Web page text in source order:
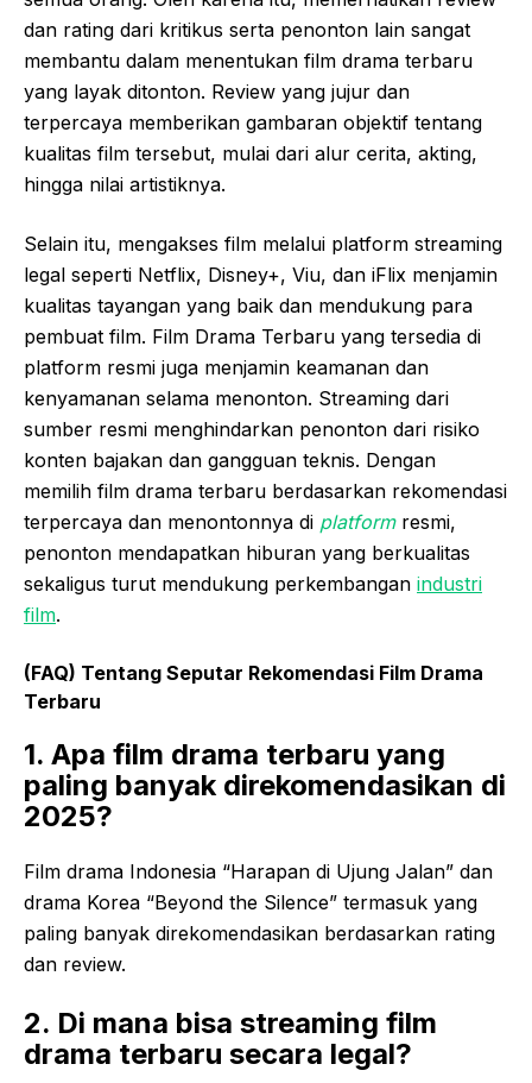
dan rating dari kritikus serta penonton lain sangat
membantu dalam menentukan film drama terbaru
yang layak ditonton. Review yang jujur dan
terpercaya memberikan gambaran objektif tentang
kualitas film tersebut, mulai dari alur cerita, akting,
hingga nilai artistiknya.
Selain itu, mengakses film melalui platform streaming
legal seperti Netflix, Disney+, Viu, dan iFlix menjamin
kualitas tayangan yang baik dan mendukung para
pembuat film. Film Drama Terbaru yang tersedia di
platform resmi juga menjamin keamanan dan
kenyamanan selama menonton. Streaming dari
sumber resmi menghindarkan penonton dari risiko
konten bajakan dan gangguan teknis. Dengan
memilih film drama terbaru berdasarkan rekomendasi
terpercaya dan menontonnya di platformresmi,
penonton mendapatkan hiburan yang berkualitas
sekaligus turut mendukung perkembangan industri
film.
(FAQ) Tentang Seputar Rekomendasi Film Drama
Terbaru
1. Apa film drama terbaru yang
paling banyak direkomendasikan di
2025?
Film drama Indonesia “Harapan di Ujung Jalan” dan
drama Korea “Beyond the Silence” termasuk yang
paling banyak direkomendasikan berdasarkan rating
dan review.
2. Di mana bisa streaming film
drama terbaru secara legal?